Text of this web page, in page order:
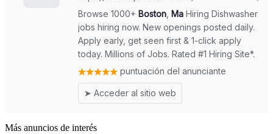
Más anuncios de interés